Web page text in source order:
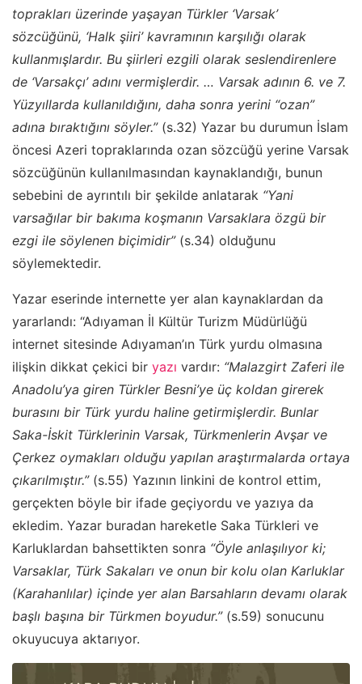
toprakları üzerinde yaşayan Türkler ‘Varsak’
sözcüğünü, ‘Halk şiiri’ kavramının karşılığı olarak
kullanmışlardır. Bu şiirleri ezgili olarak seslendirenlere
de ‘Varsakçı’ adını vermişlerdir. … Varsak adının 6. ve 7.
Yüzyıllarda kullanıldığını, daha sonra yerini “ozan”
adına bıraktığını söyler.”(s.32) Yazar bu durumun İslam
öncesi Azeri topraklarında ozan sözcüğü yerine Varsak
sözcüğünün kullanılmasından kaynaklandığı, bunun
sebebini de ayrıntılı bir şekilde anlatarak “Yani
varsağılar bir bakıma koşmanın Varsaklara özgü bir
ezgi ile söylenen biçimidir” (s.34) olduğunu
söylemektedir.
Yazar eserinde internette yer alan kaynaklardan da
yararlandı: “Adıyaman İl Kültür Turizm Müdürlüğü
internet sitesinde Adıyaman’ın Türk yurdu olmasına
ilişkin dikkat çekici bir yazı vardır: “Malazgirt Zaferi ile
Anadolu’ya giren Türkler Besni’ye üç koldan girerek
burasını bir Türk yurdu haline getirmişlerdir. Bunlar
Saka-İskit Türklerinin Varsak, Türkmenlerin Avşar ve
Çerkez oymakları olduğu yapılan araştırmalarda ortaya
çıkarılmıştır.”(s.55) Yazının linkini de kontrol ettim,
gerçekten böyle bir ifade geçiyordu ve yazıya da
ekledim. Yazar buradan hareketle Saka Türkleri ve
Karluklardan bahsettikten sonra “Öyle anlaşılıyor ki;
Varsaklar, Türk Sakaları ve onun bir kolu olan Karluklar
(Karahanlılar) içinde yer alan Barsahların devamı olarak
başlı başına bir Türkmen boyudur.”(s.59) sonucunu
okuyucuya aktarıyor.